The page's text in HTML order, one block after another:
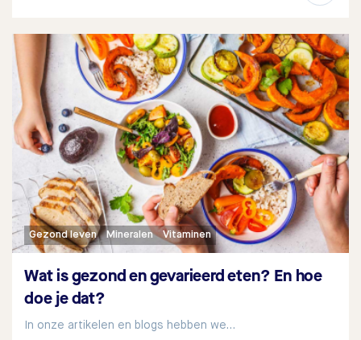
Gezond leven Mineralen Vitaminen
Wat is gezond en gevarieerd eten? En hoe
doe je dat?
In onze artikelen en blogs hebben we…